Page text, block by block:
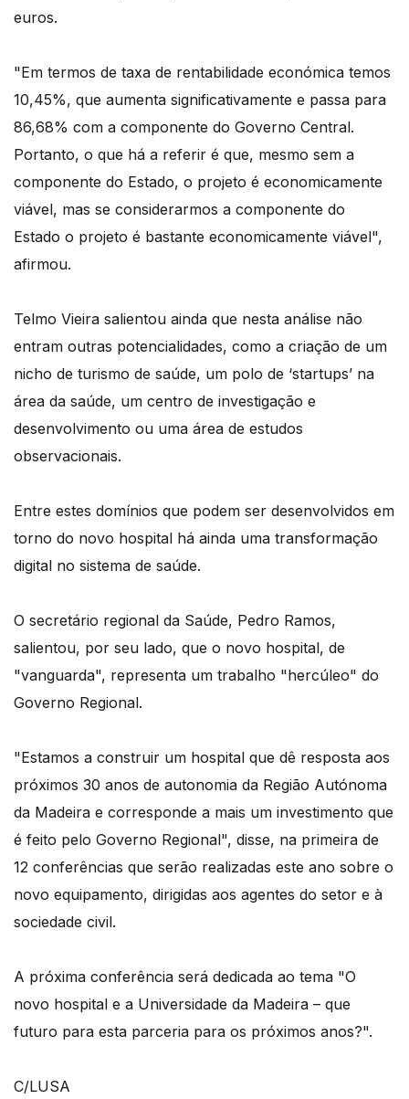
euros.
"Em termos de taxa de rentabilidade económica temos
10,45%, que aumenta significativamente e passa para
86,68% com a componente do Governo Central.
Portanto, o que há a referir é que, mesmo sem a
componente do Estado, o projeto é economicamente
viável, mas se considerarmos a componente do
Estado o projeto é bastante economicamente viável",
afirmou.
Telmo Vieira salientou ainda que nesta análise não
entram outras potencialidades, como a criação de um
nicho de turismo de saúde, um polo de ‘startups’ na
área da saúde, um centro de investigação e
desenvolvimento ou uma área de estudos
observacionais.
Entre estes domínios que podem ser desenvolvidos em
torno do novo hospital há ainda uma transformação
digital no sistema de saúde.
O secretário regional da Saúde, Pedro Ramos,
salientou, por seu lado, que o novo hospital, de
"vanguarda", representa um trabalho "hercúleo" do
Governo Regional.
"Estamos a construir um hospital que dê resposta aos
próximos 30 anos de autonomia da Região Autónoma
da Madeira e corresponde a mais um investimento que
é feito pelo Governo Regional", disse, na primeira de
12 conferências que serão realizadas este ano sobre o
novo equipamento, dirigidas aos agentes do setor e à
sociedade civil.
A próxima conferência será dedicada ao tema "O
novo hospital e a Universidade da Madeira – que
futuro para esta parceria para os próximos anos?".
C/LUSA